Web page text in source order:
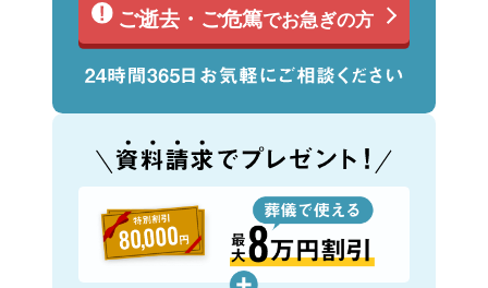
ご逝去・ご危篤でお急ぎの方